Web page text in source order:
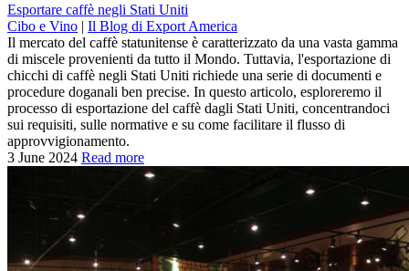
Esportare caffè negli Stati Uniti
Cibo e Vino | Il Blog di Export America
Il mercato del caffè statunitense è caratterizzato da una vasta gamma
di miscele provenienti da tutto il Mondo. Tuttavia, l'esportazione di
chicchi di caffè negli Stati Uniti richiede una serie di documenti e
procedure doganali ben precise. In questo articolo, esploreremo il
processo di esportazione del caffè dagli Stati Uniti, concentrandoci
sui requisiti, sulle normative e su come facilitare il flusso di
approvvigionamento.
3 June 2024 Read more